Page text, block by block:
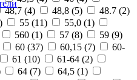
48,7 (4) 48,8 (5) 48.7 (2)
) 55 (11) 55,0 (1)
560 (1) 57 (8) 59 (9)
60 (37) 60,15 (7)
60-
61 (10) 61-64 (2)
64 (7) 64,5 (1)